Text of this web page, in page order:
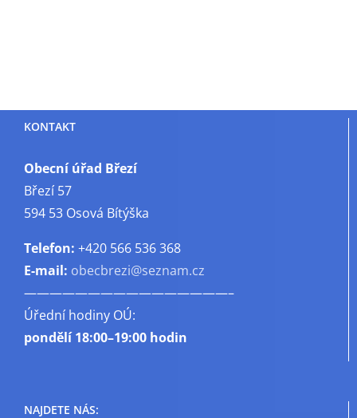
KONTAKT
Obecní úřad Březí
Březí 57
594 53 Osová Bítýška
Telefon: +420 566 536 368
E-mail: obecbrezi@seznam.cz
————————————————–
Úřední hodiny OÚ:
pondělí18:00–19:00 hodin
NAJDETE NÁS: